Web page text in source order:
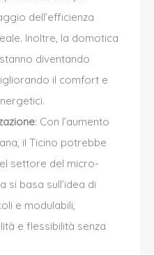
dell’efficienza
Inoltre, la domotica
diventando
il comfort e
: Con l’aumento
il Ticino potrebbe
settore del micro-
si basa sull’idea di
e modulabili,
e flessibilità senza